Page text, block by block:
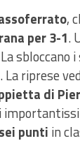
,
per 3-1.
sbloccano
. La riprese
di
sei punti in